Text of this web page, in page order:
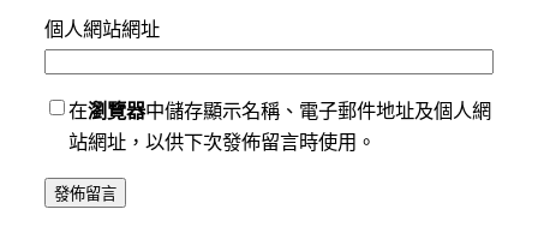
個人網站網址
在瀏覽器中儲存顯示名稱、電子郵件地址及個人網
站網址，以供下次發佈留言時使用。